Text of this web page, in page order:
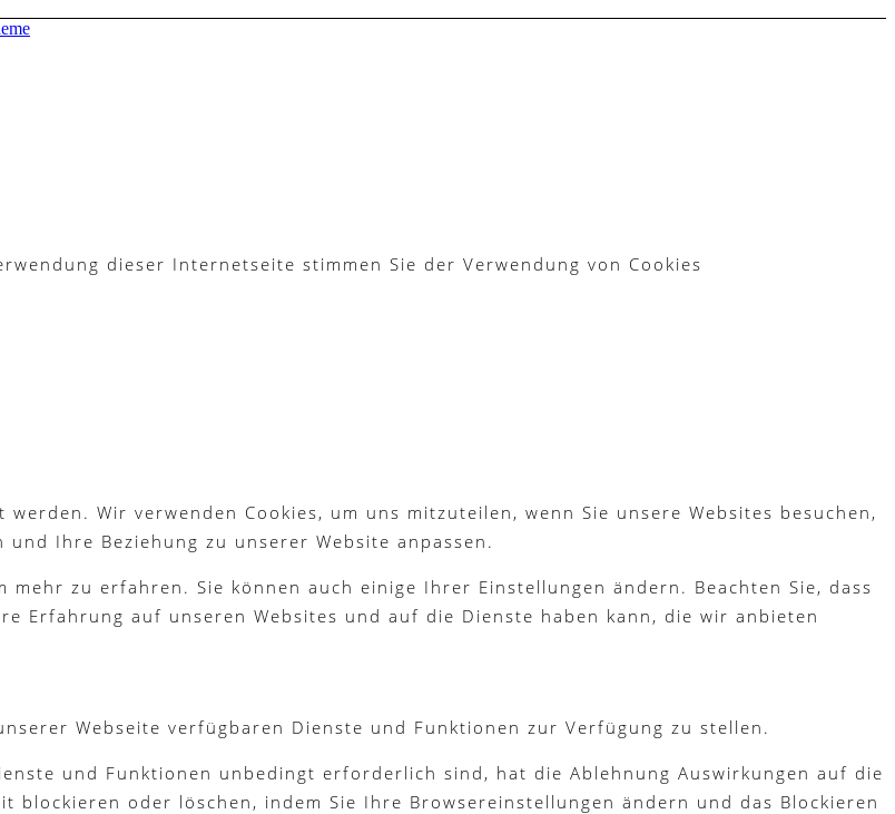
dieser Internetseite stimmen Sie der Verwendung von Cookies
Wir verwenden Cookies, um uns mitzuteilen, wenn Sie unsere Websites besuchen,
Ihre Beziehung zu unserer Website anpassen.
zu erfahren. Sie können auch einige Ihrer Einstellungen ändern. Beachten Sie, dass
Erfahrung auf unseren Websites und auf die Dienste haben kann, die wir anbieten
Webseite verfügbaren Dienste und Funktionen zur Verfügung zu stellen.
und Funktionen unbedingt erforderlich sind, hat die Ablehnung Auswirkungen auf die
blockieren oder löschen, indem Sie Ihre Browsereinstellungen ändern und das Blockieren